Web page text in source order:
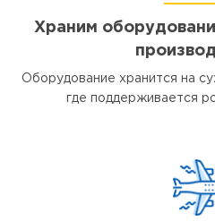
Храним
Оборудование хранится на
где поддерживается